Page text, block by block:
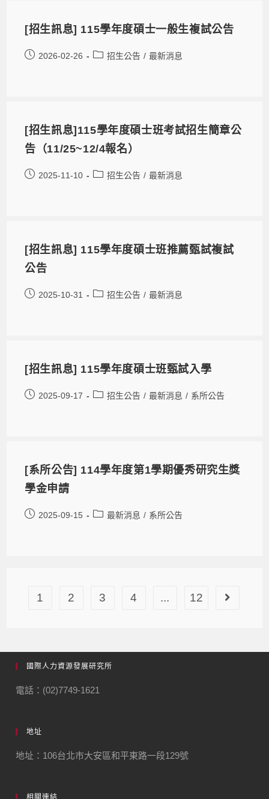
[招生訊息] 115學年度碩士一般生複試公告
2026-02-26 招生公告 / 最新消息
[招生訊息]115學年度碩士班考試招生簡章公
告（11/25~12/4報名）
2025-11-10 招生公告 / 最新消息
[招生訊息] 115學年度碩士班推薦甄試複試
公告
2025-10-31 招生公告 / 最新消息
[招生訊息] 115學年度碩士班甄試入學
2025-09-17 招生公告 / 最新消息 / 系所公告
[系所公告] 114學年度第1學期優秀研究生獎
學金申請
2025-09-15 最新消息 / 系所公告
1 2 3 4 ... 12
國際人力資源發展研究所
電話：(02)7749-1621
地址
地址：106台北市大安區和平東路一段129號
相關連結